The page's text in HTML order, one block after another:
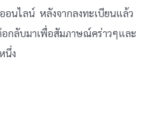
อนไลน์ หลังจากลงทะเบียนแล้ว
กลับมาเพื่อสัมภาษณ์คร่าวๆและ
นึ่ง